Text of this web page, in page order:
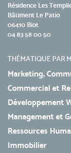
Résidence Les
Bâtiment Le Patio
06410 Biot
04 83 58 00 50
THÉMATIQUE PAR
Marketing,
Commercial et
Développement
Management et
Ressources
Immobilier